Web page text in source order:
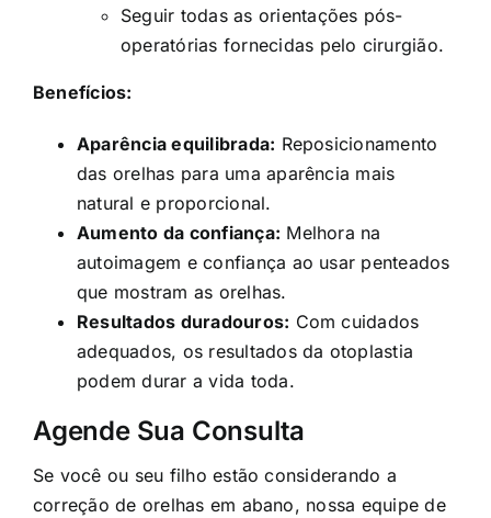
Seguir todas as orientações pós-
operatórias fornecidas pelo cirurgião.
Benefícios:
Aparência equilibrada: Reposicionamento
das orelhas para uma aparência mais
natural e proporcional.
Aumento da confiança: Melhora na
autoimagem e confiança ao usar penteados
que mostram as orelhas.
Resultados duradouros: Com cuidados
adequados, os resultados da otoplastia
podem durar a vida toda.
Agende Sua Consulta
Se você ou seu filho estão considerando a
correção de orelhas em abano, nossa equipe de